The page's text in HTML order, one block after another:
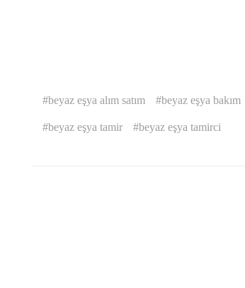
beyaz eşya alım satım beyaz eşya bakım
beyaz eşya tamir beyaz eşya tamirci